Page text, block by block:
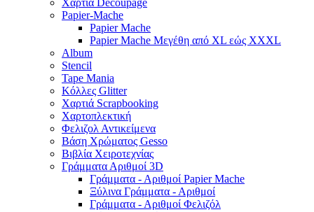
Χαρτιά Decoupage
Papier-Mache
Papier Mache
Papier Mache Μεγέθη από XL εώς XXXL
Album
Stencil
Tape Mania
Κόλλες Glitter
Χαρτιά Scrapbooking
Χαρτοπλεκτική
Φελιζολ Αντικείμενα
Βάση Χρώματος Gesso
Βιβλία Χειροτεχνίας
Γράμματα Αριθμοί 3D
Γράμματα - Αριθμοί Papier Mache
Ξύλινα Γράμματα - Αριθμοί
Γράμματα - Αριθμοί Φελιζόλ